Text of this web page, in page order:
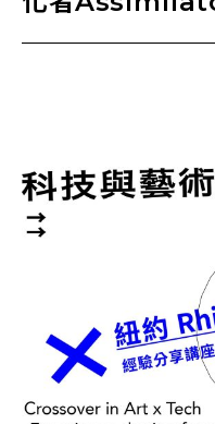
反堵 介面」講座